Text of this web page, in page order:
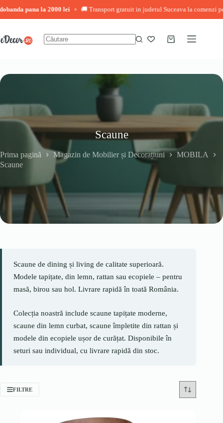
la 2000 lei ◆ 🚚 Transport gratuit in judetul Suceava la comenzi peste
conținut
Coș
Scaune
Prima pagină Magazin de Mobilier și Decorațiuni
MOBILA
Scaune
Scaune de dining și living de calitate superioară.
Modele tapițate, din lemn, rattan sau ecopiele – pentru
masă, birou sau hol. Livrare rapidă în toată România.
Colecția noastră include scaune tapițate moderne,
scaune din lemn curbat, scaune împletite din rattan și
modele din ecopiele ușor de curățat. Disponibile în
seturi sau individual, cu livrare rapidă din stoc.
FILTRE